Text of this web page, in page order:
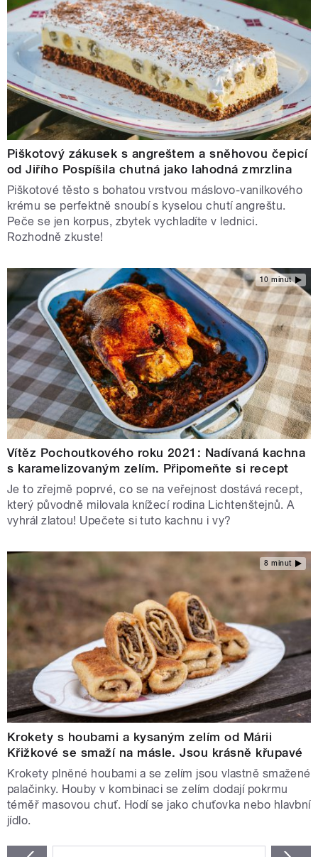
Piškotový zákusek s angreštem a sněhovou čepicí
od Jiřího Pospíšila chutná jako lahodná zmrzlina
Piškotové těsto s bohatou vrstvou máslovo-vanilkového
krému se perfektně snoubí s kyselou chutí angreštu.
Peče se jen korpus, zbytek vychladíte v lednici.
Rozhodně zkuste!
10 minut
Vítěz Pochoutkového roku 2021: Nadívaná kachna
s karamelizovaným zelím. Připomeňte si recept
Je to zřejmě poprvé, co se na veřejnost dostává recept,
který původně milovala knížecí rodina Lichtenštejnů. A
vyhrál zlatou! Upečete si tuto kachnu i vy?
8 minut
Krokety s houbami a kysaným zelím od Márii
Křižkové se smaží na másle. Jsou krásně křupavé
Krokety plněné houbami a se zelím jsou vlastně smažené
palačinky. Houby v kombinaci se zelím dodají pokrmu
téměř masovou chuť. Hodí se jako chuťovka nebo hlavbní
jídlo.